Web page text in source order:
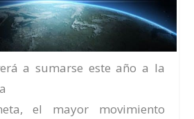
a sumarse este año a la
el mayor movimiento